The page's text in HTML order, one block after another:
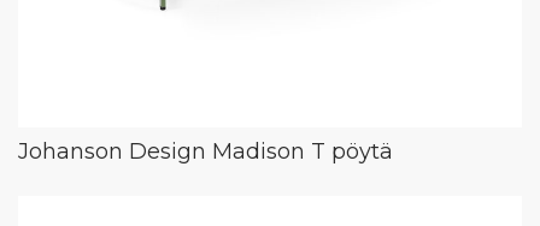
Johanson Design Madison T pöytä